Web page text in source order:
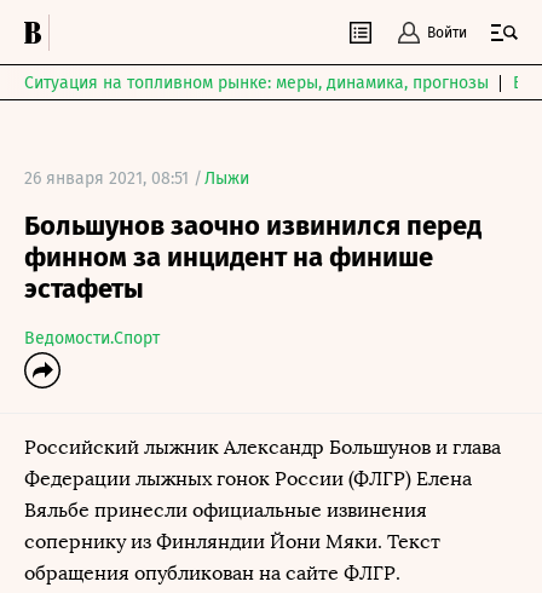
Войти
Ситуация на топливном рынке: меры, динамика, прогнозы
26 января 2021, 08:51 /Лыжи
Большунов заочно извинился перед
финном за инцидент на финише
эстафеты
Ведомости.Спорт
Российский лыжник Александр Большунов и глава
Федерации лыжных гонок России (ФЛГР) Елена
Вяльбе принесли официальные извинения
сопернику из Финляндии Йони Мяки. Текст
обращения опубликован на сайте ФЛГР.